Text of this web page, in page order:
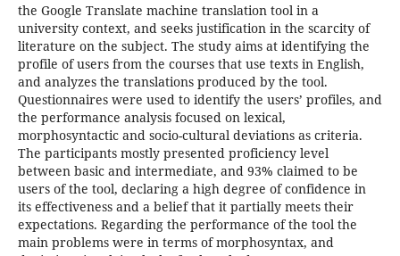
the Google Translate machine translation tool in a
university context, and seeks justification in the scarcity of
literature on the subject. The study aims at identifying the
profile of users from the courses that use texts in English,
and analyzes the translations produced by the tool.
Questionnaires were used to identify the users’ profiles, and
the performance analysis focused on lexical,
morphosyntactic and socio-cultural deviations as criteria.
The participants mostly presented proficiency level
between basic and intermediate, and 93% claimed to be
users of the tool, declaring a high degree of confidence in
its effectiveness and a belief that it partially meets their
expectations. Regarding the performance of the tool the
main problems were in terms of morphosyntax, and